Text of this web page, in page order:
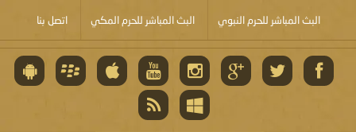
البث المباشر للحرم النبوي البث المباشر للحرم المكي اتصل بنا